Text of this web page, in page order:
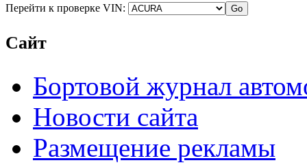
Перейти к проверке VIN:
Сайт
Бортовой журнал
Новости сайта
Размещение рекламы